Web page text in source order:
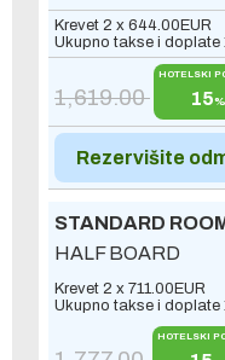
Krevet 2 x 644.00EUR
Ukupno takse i doplate
1,619.00
HOTELSKI
15%
Rezervišite
STANDARD
HALF BOARD
Krevet 2 x 711.00EUR
Ukupno takse i doplate
HOTELSKI